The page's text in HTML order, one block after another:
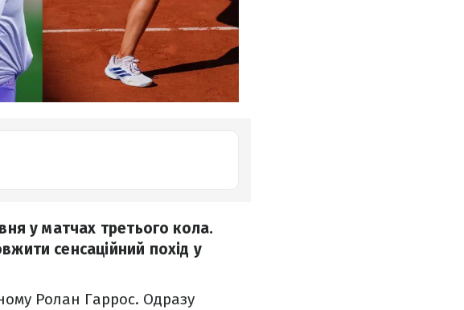
у матчах третього кола.
сенсаційний похід у
Ролан Гаррос. Одразу